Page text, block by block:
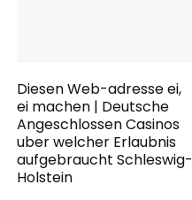
Diesen Web-adresse ei,
ei machen | Deutsche
Angeschlossen Casinos
uber welcher Erlaubnis
aufgebraucht Schleswig-
Holstein